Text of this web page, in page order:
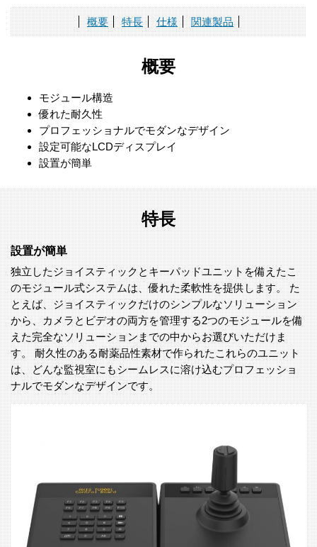
概要 特長 仕様 関連製品
概要
モジュール構造
優れた耐久性
プロフェッショナルでモダンなデザイン
設定可能なLCDディスプレイ
設置が簡単
特長
設置が簡単
独立したジョイスティックとキーパッドユニットを備えたこ
のモジュール式システムは、優れた柔軟性を提供します。 た
とえば、ジョイスティックだけのシンプルなソリューション
から、カメラとビデオの両方を管理する2つのモジュールを備
えた完全なソリューションまでの中からお選びいただけま
す。 耐久性のある耐薬品性素材で作られたこれらのユニット
は、どんな監視室にもシームレスに溶け込むプロフェッショ
ナルでモダンなデザインです。